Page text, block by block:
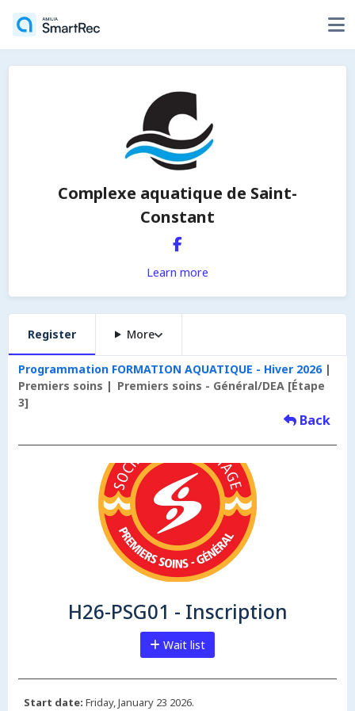
Complexe aquatique de Saint-
Constant
Learn more
Register More
Programmation FORMATION AQUATIQUE - Hiver 2026
Premiers soins
Premiers soins - Général/DEA [Étape
3]
Back
H26-PSG01 - Inscription
Wait list
Start date: Friday, January 23 2026.